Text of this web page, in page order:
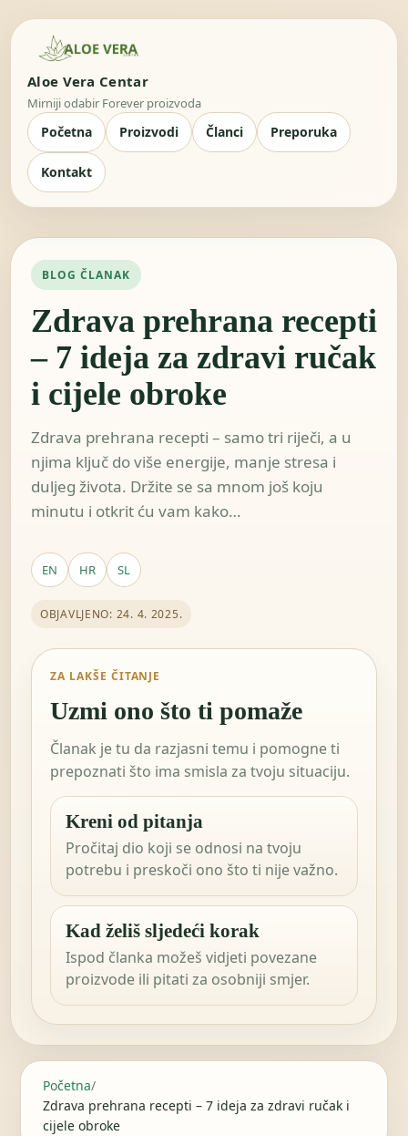
Aloe Vera Centar
Mirniji odabir Forever proizvoda
Početna Proizvodi Članci Preporuka
Kontakt
BLOG ČLANAK
Zdrava prehrana recepti
– 7 ideja za zdravi ručak
i cijele obroke
Zdrava prehrana recepti – samo tri riječi, a u
njima ključ do više energije, manje stresa i
duljeg života. Držite se sa mnom još koju
minutu i otkrit ću vam kako…
EN HR SL
OBJAVLJENO: 24. 4. 2025.
ZA LAKŠE ČITANJE
Uzmi ono što ti pomaže
Članak je tu da razjasni temu i pomogne ti
prepoznati što ima smisla za tvoju situaciju.
Kreni od pitanja
Pročitaj dio koji se odnosi na tvoju
potrebu i preskoči ono što ti nije važno.
Kad želiš sljedeći korak
Ispod članka možeš vidjeti povezane
proizvode ili pitati za osobniji smjer.
Početna/
Zdrava prehrana recepti – 7 ideja za zdravi ručak i
cijele obroke